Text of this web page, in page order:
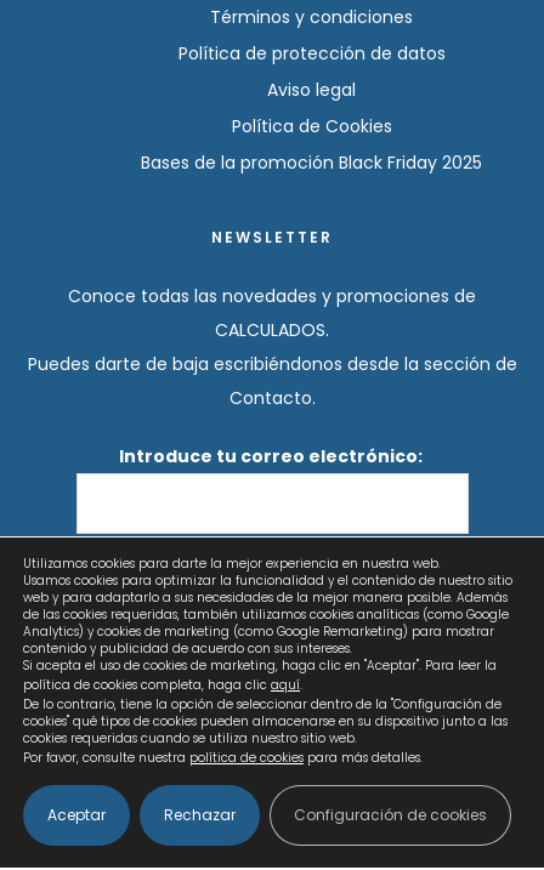
Términos y condiciones
Política de protección de datos
Aviso legal
Política de Cookies
Bases de la promoción Black Friday 2025
NEWSLETTER
Conoce todas las novedades y promociones de
CALCULADOS.
Puedes darte de baja escribiéndonos desde la sección de
Contacto.
Introduce tu correo electrónico:
He leído y acepto los términos y condiciones
Copyright © 2026 Calculados | Diseño web: AZUL LIMÓN
Utilizamos cookies para darte la mejor experiencia en nuestra web.
Usamos cookies para optimizar la funcionalidad y el contenido de nuestro sitio
web y para adaptarlo a sus necesidades de la mejor manera posible. Además
de las cookies requeridas, también utilizamos cookies analíticas (como Google
Analytics) y cookies de marketing (como Google Remarketing) para mostrar
contenido y publicidad de acuerdo con sus intereses.
Si acepta el uso de cookies de marketing, haga clic en "Aceptar". Para leer la
política de cookies completa, haga clic aquí.
De lo contrario, tiene la opción de seleccionar dentro de la "Configuración de
cookies" qué tipos de cookies pueden almacenarse en su dispositivo junto a las
cookies requeridas cuando se utiliza nuestro sitio web.
Por favor, consulte nuestra política de cookies para más detalles.
Aceptar Rechazar Configuración de cookies